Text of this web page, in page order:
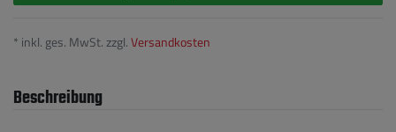
* inkl. ges. MwSt. zzgl.Versandkosten
Beschreibung